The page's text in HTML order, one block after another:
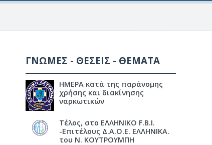
ΓΝΩΜΕΣ - ΘΕΣΕΙΣ - ΘΕΜΑΤΑ
ΗΜΕΡΑ κατά της παράνομης
χρήσης και διακίνησης
ναρκωτικών
Τέλος, στο ΕΛΛΗΝΙΚΟ F.B.I.
-Επιτέλους Δ.Α.Ο.Ε. ΕΛΛΗΝΙΚΑ.
του Ν. ΚΟΥΤΡΟΥΜΠΗ